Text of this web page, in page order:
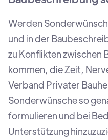
Werden
und in der
zu Konflikten zwischen
kommen, die Zeit,
Verband Privater
Sonderwünsche so
formulieren und bei
Unterstützung